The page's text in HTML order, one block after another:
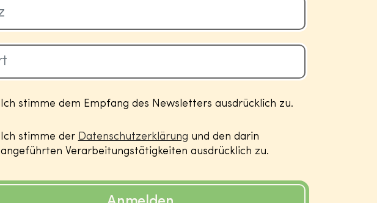
Ich stimme dem Empfang des Newsletters ausdrücklich zu.
Ich stimme der Datenschutzerklärung und den darin
angeführten Verarbeitungstätigkeiten ausdrücklich zu.